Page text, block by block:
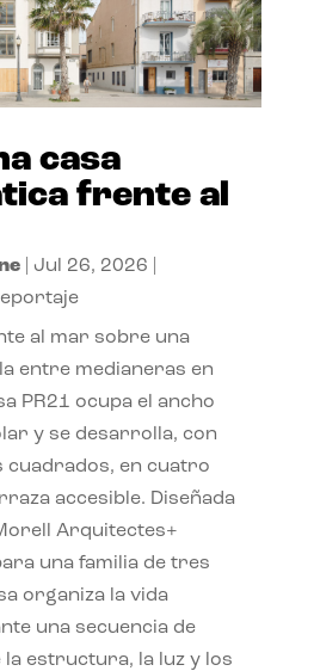
casa
frente al
| Jul 26, 2026
al mar sobre una
entre medianeras en
PR21 ocupa el ancho
y se desarrolla, con
cuadrados, en cuatro
accesible. Diseñada
Arquitectes+
una familia de tres
organiza la vida
una secuencia de
la estructura, la luz y los